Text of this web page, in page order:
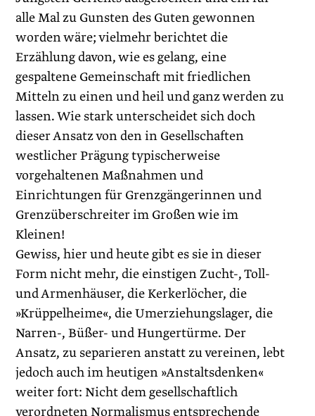
alle Mal zu Gunsten des Guten gewonnen
worden wäre; vielmehr berichtet die
Erzählung davon, wie es gelang, eine
gespaltene Gemeinschaft mit friedlichen
Mitteln zu einen und heil und ganz werden zu
lassen. Wie stark unterscheidet sich doch
dieser Ansatz von den in Gesellschaften
westlicher Prägung typischerweise
vorgehaltenen Maßnahmen und
Einrichtungen für Grenzgängerinnen und
Grenzüberschreiter im Großen wie im
Kleinen!
Gewiss, hier und heute gibt es sie in dieser
Form nicht mehr, die einstigen Zucht-, Toll-
und Armenhäuser, die Kerkerlöcher, die
»Krüppelheime«, die Umerziehungslager, die
Narren-, Büßer- und Hungertürme. Der
Ansatz, zu separieren anstatt zu vereinen, lebt
jedoch auch im heutigen »Anstaltsdenken«
weiter fort: Nicht dem gesellschaftlich
verordneten Normalismus entsprechende